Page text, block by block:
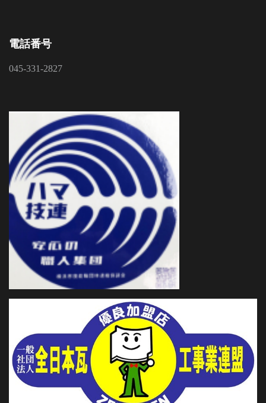
電話番号
045-331-2827